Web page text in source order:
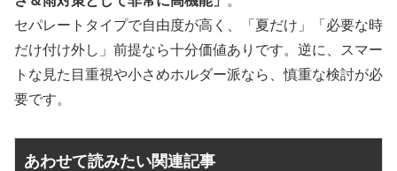
セパレートタイプで自由度が高く、「夏だけ」「必要な時
だけ付け外し」前提なら十分価値ありです。逆に、スマー
トな見た目重視や小さめホルダー派なら、慎重な検討が必
要です。
あわせて読みたい関連記事